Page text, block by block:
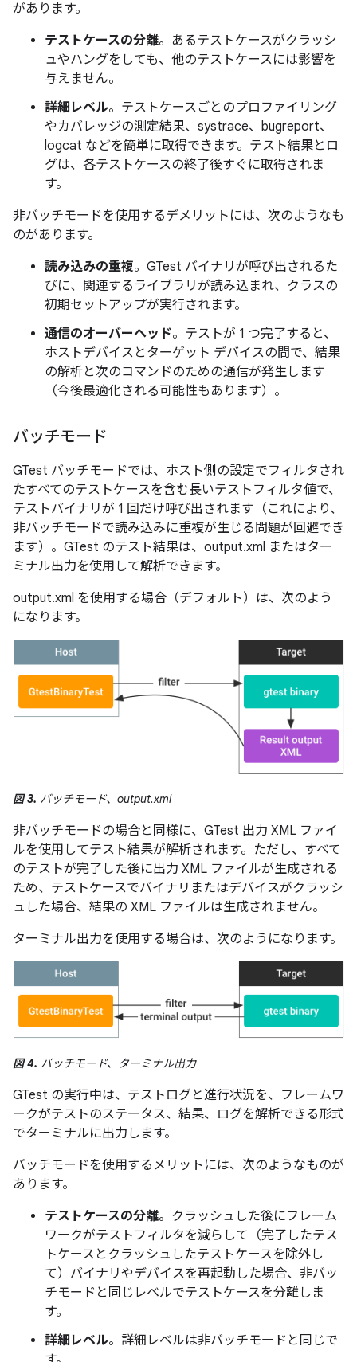
があります。
テストケースの分離。あるテストケースがクラッシ
ュやハングをしても、他のテストケースには影響を
与えません。
詳細レベル。テストケースごとのプロファイリング
やカバレッジの測定結果、systrace、bugreport、
logcat などを簡単に取得できます。テスト結果とロ
グは、各テストケースの終了後すぐに取得されま
す。
非バッチモードを使用するデメリットには、次のようなも
のがあります。
読み込みの重複。GTest バイナリが呼び出されるた
びに、関連するライブラリが読み込まれ、クラスの
初期セットアップが実行されます。
通信のオーバーヘッド。テストが 1 つ完了すると、
ホストデバイスとターゲット デバイスの間で、結果
の解析と次のコマンドのための通信が発生します
（今後最適化される可能性もあります）。
バッチモード
GTest バッチモードでは、ホスト側の設定でフィルタされ
たすべてのテストケースを含む長いテストフィルタ値で、
テストバイナリが 1 回だけ呼び出されます（これにより、
非バッチモードで読み込みに重複が生じる問題が回避でき
ます）。GTest のテスト結果は、output.xml またはター
ミナル出力を使用して解析できます。
output.xml を使用する場合（デフォルト）は、次のよう
になります。
図 3. バッチモード、output.xml
非バッチモードの場合と同様に、GTest 出力 XML ファイ
ルを使用してテスト結果が解析されます。ただし、すべて
のテストが完了した後に出力 XML ファイルが生成される
ため、テストケースでバイナリまたはデバイスがクラッシ
ュした場合、結果の XML ファイルは生成されません。
ターミナル出力を使用する場合は、次のようになります。
図 4. バッチモード、ターミナル出力
GTest の実行中は、テストログと進行状況を、フレームワ
ークがテストのステータス、結果、ログを解析できる形式
でターミナルに出力します。
バッチモードを使用するメリットには、次のようなものが
あります。
テストケースの分離。クラッシュした後にフレーム
ワークがテストフィルタを減らして（完了したテス
トケースとクラッシュしたテストケースを除外し
て）バイナリやデバイスを再起動した場合、非バッ
チモードと同じレベルでテストケースを分離しま
す。
詳細レベル。詳細レベルは非バッチモードと同じで